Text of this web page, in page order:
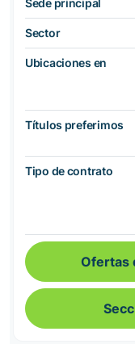
Sede principal
Sector
Ubicaciones en
Títulos preferimos
Tipo de contrato
Ofertas